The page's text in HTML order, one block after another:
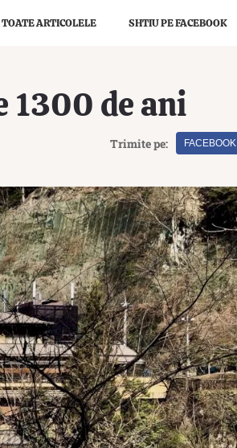
TOATE ARTICOLELE SHTIU PE FACEBOOK
1300 de ani
Trimite pe: FACEBOOK